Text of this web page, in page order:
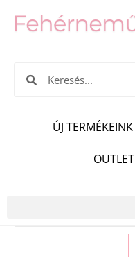
ÚJ TERMÉKEINK
OUTLET